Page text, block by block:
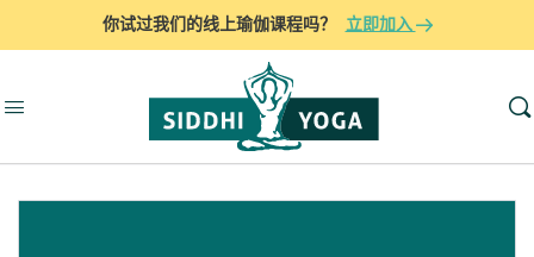
你试过我们的线上瑜伽课程吗？ 立即加入